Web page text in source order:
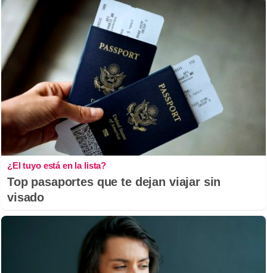
¿El tuyo está en la lista?
Top pasaportes que te dejan viajar sin
visado